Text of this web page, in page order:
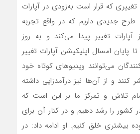
احمدی با اشاره به ۲ تغییری که قرار است به‌زودی در آپارات
طرح جدیدی داریم که در واقع تجربه
آپارات تغییر پیدا می‌کند و به روز
پایان امسال اپلیکیشن آپارات تغییر
می‌توانند ویدیوهای کوتاه خود
کنند و از آن‌ها نیز درآمدزایی داشته
تلاش و تمرکز ما بر این است که
کشور را رشد دهیم و در کنار آن برای
بیشتری خلق کنیم. او ادامه داد: در